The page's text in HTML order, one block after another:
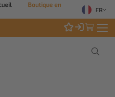
Boutique en
FR